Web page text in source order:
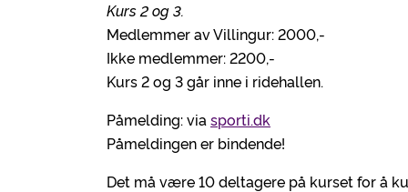
Kurs 2 og 3.
Medlemmer av Villingur: 2000,-
Ikke medlemmer: 2200,-
Kurs 2 og 3 går inne i ridehallen.
Påmelding: via sporti.dk
Påmeldingen er bindende!
Det må være 10 deltagere på kurset for å